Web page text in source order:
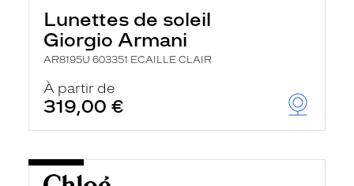
Lunettes de soleil
Giorgio Armani
AR8195U 603351 ECAILLE CLAIR
À partir de
319,00 €